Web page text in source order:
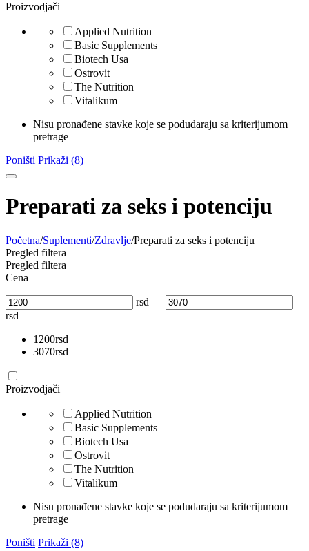
Proizvodjači
Applied Nutrition
Basic Supplements
Biotech Usa
Ostrovit
The Nutrition
Vitalikum
Nisu pronađene stavke koje se podudaraju sa kriterijumom
pretrage
Poništi Prikaži (8)
Preparati za seks i potenciju
Početna/Suplementi/Zdravlje/Preparati za seks i potenciju
Pregled filtera
Pregled filtera
Cena
rsd –
rsd
1200rsd
3070rsd
Proizvodjači
Applied Nutrition
Basic Supplements
Biotech Usa
Ostrovit
The Nutrition
Vitalikum
Nisu pronađene stavke koje se podudaraju sa kriterijumom
pretrage
Poništi Prikaži (8)